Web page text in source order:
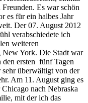
Es war schön
es für ein halbes Jahr
Der 07. August 2012
verabschiedete ich
weiteren
New York. Die Stadt war
den ersten fünf Tagen
überwältigt von der
Am 11. August ging es
nach Nebraska
mit der ich das